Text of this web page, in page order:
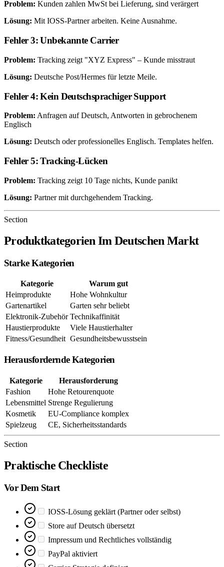
Problem: Kunden zahlen MwSt bei Lieferung, sind verärgert
Lösung: Mit IOSS-Partner arbeiten. Keine Ausnahme.
Fehler 3: Unbekannte Carrier
Problem: Tracking zeigt "XYZ Express" – Kunde misstraut
Lösung: Deutsche Post/Hermes für letzte Meile.
Fehler 4: Kein Deutschsprachiger Support
Problem: Anfragen auf Deutsch, Antworten in gebrochenem
Englisch
Lösung: Deutsch oder professionelles Englisch. Templates helfen.
Fehler 5: Tracking-Lücken
Problem: Tracking zeigt 10 Tage nichts, Kunde panikt
Lösung: Partner mit durchgehendem Tracking.
Section
Produktkategorien Im Deutschen Markt
Starke Kategorien
Kategorie
Warum gut
Heimprodukte
Hohe Wohnkultur
Gartenartikel
Garten sehr beliebt
Elektronik-Zubehör Technikaffinität
Haustierprodukte
Viele Haustierhalter
Fitness/Gesundheit Gesundheitsbewusstsein
Herausfordernde Kategorien
Kategorie
Herausforderung
Fashion
Hohe Retourenquote
Lebensmittel Strenge Regulierung
Kosmetik
EU-Compliance komplex
Spielzeug
CE, Sicherheitsstandards
Section
Praktische Checkliste
Vor Dem Start
IOSS-Lösung geklärt (Partner oder selbst)
Store auf Deutsch übersetzt
Impressum und Rechtliches vollständig
PayPal aktiviert